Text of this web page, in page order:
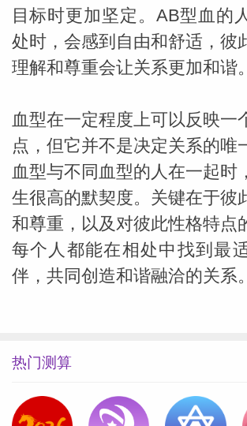
目标时更加坚定。AB型血的
处时，会感到自由和舒适，彼
理解和尊重会让关系更加和谐。
血型在一定程度上可以反映一
点，但它并不是决定关系的唯
血型与不同血型的人在一起时
生很高的默契度。关键在于彼
和尊重，以及对彼此性格特点
每个人都能在相处中找到最
伴，共同创造和谐融洽的关系。
热门测算